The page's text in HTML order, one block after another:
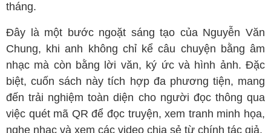
tháng.
Đây là một bước ngoặt sáng tạo của Nguyễn Văn
Chung, khi anh không chỉ kể câu chuyện bằng âm
nhạc mà còn bằng lời văn, ký ức và hình ảnh. Đặc
biệt, cuốn sách này tích hợp đa phương tiện, mang
đến trải nghiệm toàn diện cho người đọc thông qua
việc quét mã QR để đọc truyện, xem tranh minh họa,
nghe nhạc và xem các video chia sẻ từ chính tác giả.